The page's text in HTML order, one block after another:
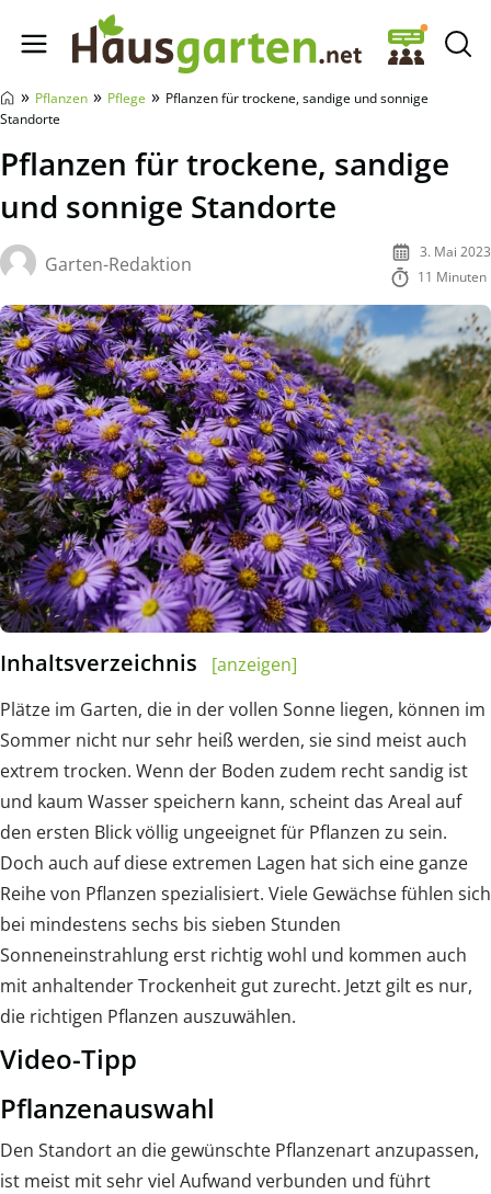
Hausgarten.net
» Pflanzen » Pflege » Pflanzen für trockene, sandige und sonnige
Standorte
Pflanzen für trockene, sandige
und sonnige Standorte
Garten-Redaktion
3. Mai 2023
11 Minuten
Inhaltsverzeichnis
[anzeigen]
Plätze im Garten, die in der vollen Sonne liegen, können im
Sommer nicht nur sehr heiß werden, sie sind meist auch
extrem trocken. Wenn der Boden zudem recht sandig ist
und kaum Wasser speichern kann, scheint das Areal auf
den ersten Blick völlig ungeeignet für Pflanzen zu sein.
Doch auch auf diese extremen Lagen hat sich eine ganze
Reihe von Pflanzen spezialisiert. Viele Gewächse fühlen sich
bei mindestens sechs bis sieben Stunden
Sonneneinstrahlung erst richtig wohl und kommen auch
mit anhaltender Trockenheit gut zurecht. Jetzt gilt es nur,
die richtigen Pflanzen auszuwählen.
Video-Tipp
Pflanzenauswahl
Den Standort an die gewünschte Pflanzenart anzupassen,
ist meist mit sehr viel Aufwand verbunden und führt